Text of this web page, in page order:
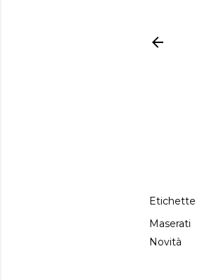
Etichette
Maserati
Novità